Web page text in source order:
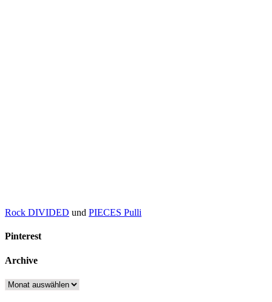
Rock DIVIDED und PIECES Pulli
Pinterest
Archive
Archive